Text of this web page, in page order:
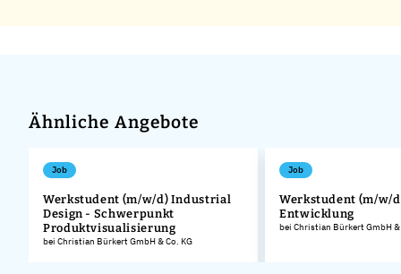
Ähnliche Angebote
Job
Werkstudent (m/w/d) Industrial
Design - Schwerpunkt
Produktvisualisierung
bei Christian Bürkert GmbH & Co. KG
Job
Werkstudent (m/w/
Entwicklung
bei Christian Bürkert GmbH &